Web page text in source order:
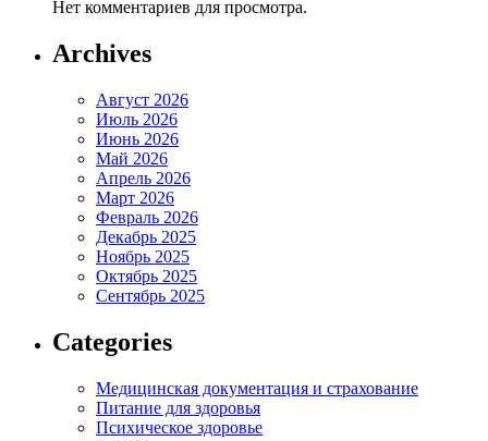
Нет комментариев для просмотра.
Archives
Август 2026
Июль 2026
Июнь 2026
Май 2026
Апрель 2026
Март 2026
Февраль 2026
Декабрь 2025
Ноябрь 2025
Октябрь 2025
Сентябрь 2025
Categories
Медицинская документация и страхование
Питание для здоровья
Психическое здоровье